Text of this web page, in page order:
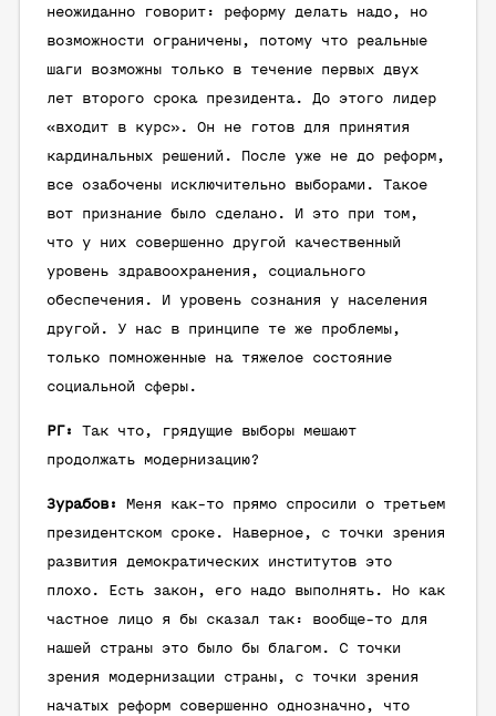
неожиданно говорит: реформу делать надо, но
возможности ограничены, потому что реальные
шаги возможны только в течение первых двух
лет второго срока президента. До этого лидер
«входит в курс». Он не готов для принятия
кардинальных решений. После уже не до реформ,
все озабочены исключительно выборами. Такое
вот признание было сделано. И это при том,
что у них совершенно другой качественный
уровень здравоохранения, социального
обеспечения. И уровень сознания у населения
другой. У нас в принципе те же проблемы,
только помноженные на тяжелое состояние
социальной сферы.
РГ:
Так что, грядущие выборы мешают
продолжать модернизацию?
Зурабов:
Меня как-то прямо спросили о третьем
президентском сроке. Наверное, с точки зрения
развития демократических институтов это
плохо. Есть закон, его надо выполнять. Но как
частное лицо я бы сказал так: вообще-то для
нашей страны это было бы благом. С точки
зрения модернизации страны, с точки зрения
начатых реформ совершенно однозначно, что